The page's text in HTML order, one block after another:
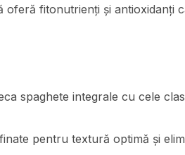
fitonutrienți și antioxidanți
spaghete integrale cu cele
pentru textură optimă și